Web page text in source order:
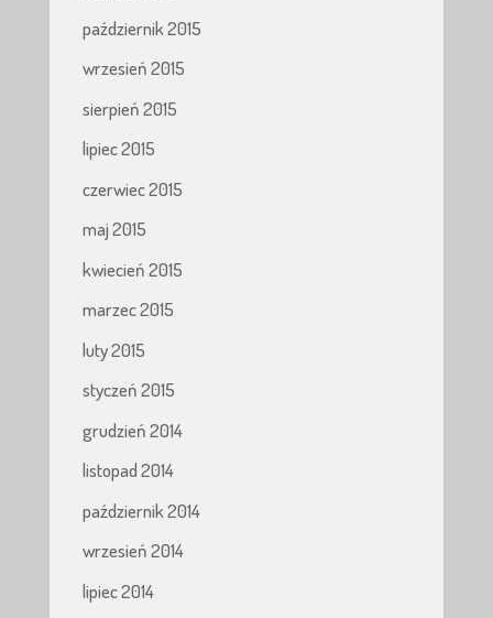
październik 2015
wrzesień 2015
sierpień 2015
lipiec 2015
czerwiec 2015
maj 2015
kwiecień 2015
marzec 2015
luty 2015
styczeń 2015
grudzień 2014
listopad 2014
październik 2014
wrzesień 2014
lipiec 2014